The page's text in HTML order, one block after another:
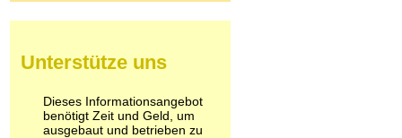
Pilze
Psychopharmaka
Schlafmittel
Schmerzmittel
Unterstütze uns
Dieses Informationsangebot
benötigt Zeit und Geld, um
ausgebaut und betrieben zu